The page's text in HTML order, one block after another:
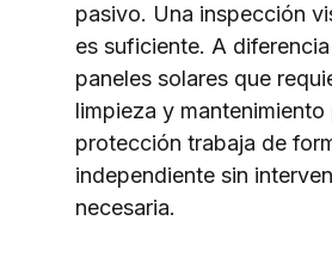
pasivo. Una inspección
es suficiente. A
paneles solares que
limpieza y
protección trabaja de
independiente sin
necesaria.